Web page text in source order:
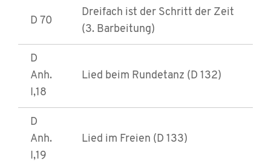
D 70
Dreifach ist der Schritt der Zeit
(3. Barbeitung)
D
Anh.
I,18
Lied beim Rundetanz (D 132)
D
Anh.
I,19
Lied im Freien (D 133)